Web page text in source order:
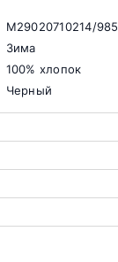
M29020710214/985
Зима
100% хлопок
Черный